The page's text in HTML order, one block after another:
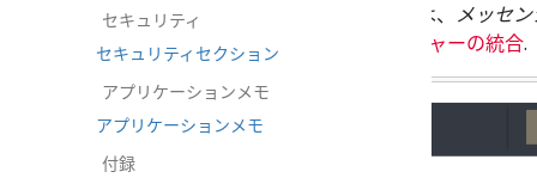
合の手順と設定の完了については、 メッセ
ください。
Facebookメッセンジャーの統合.
セキュリティ
セキュリティセクション
アプリケーションメモ
アプリケーションメモ
付録